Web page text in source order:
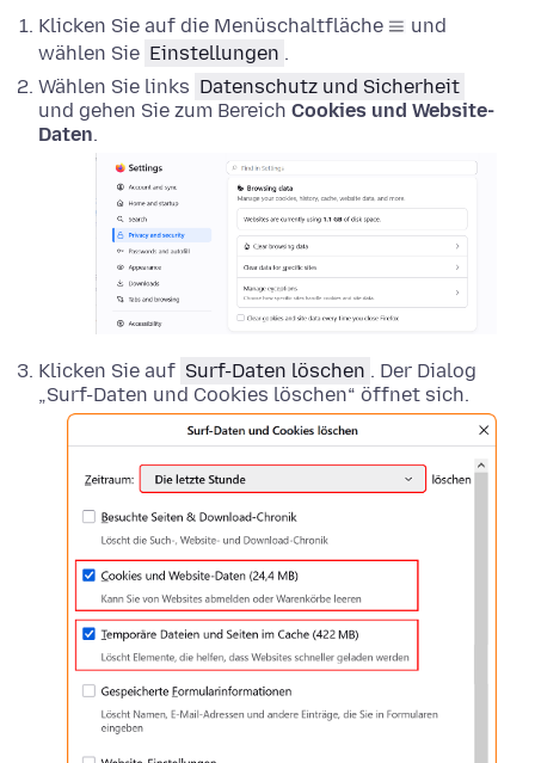
Klicken Sie auf die Menüschaltfläche
und
wählen Sie Einstellungen .
Wählen Sie links Datenschutz und Sicherheit
und gehen Sie zum Bereich Cookies und Website-
Daten.
Klicken Sie auf Surf-Daten löschen . Der Dialog
„Surf-Daten und Cookies löschen“ öffnet sich.